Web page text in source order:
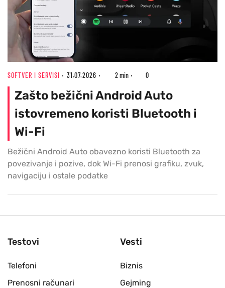
SOFTVER I SERVISI 31.07.2026 2 min 0
Zašto bežični Android Auto
istovremeno koristi Bluetooth i
Wi-Fi
Bežični Android Auto obavezno koristi Bluetooth za
povezivanje i pozive, dok Wi-Fi prenosi grafiku, zvuk,
navigaciju i ostale podatke
Testovi
Telefoni
Prenosni računari
Vesti
Biznis
Gejming